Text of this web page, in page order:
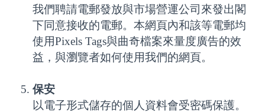
我們聘請電郵發放與市場營運公司來發出閣
下同意接收的電郵。本網頁內和該等電郵均
使用Pixels Tags與曲奇檔案來量度廣告的效
益，與瀏覽者如何使用我們的網頁。
保安
以電子形式儲存的個人資料會受密碼保護。